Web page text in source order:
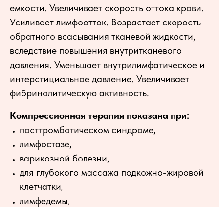
емкости. Увеличивает скорость оттока крови.
Усиливает лимфоотток. Возрастает скорость
обратного всасывания тканевой жидкости,
вследствие повышения внутритканевого
давления. Уменьшает внутрилимфатическое и
интерстициальное давление. Увеличивает
фибринолитическую активность.
Компрессионная терапия показана при:
посттромботическом синдроме,
лимфостазе,
варикозной болезни,
для глубокого массажа подкожно-жировой
клетчатки,
лимфедемы,